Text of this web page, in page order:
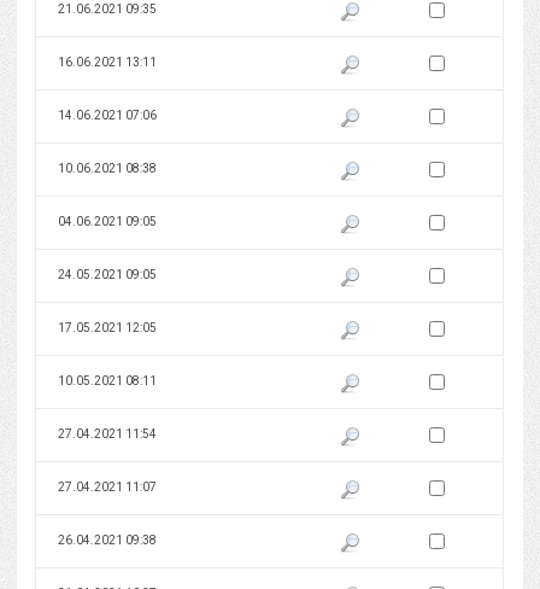
21.06.2021 09:35 Pokaż podgląd wersji z dnia
Zaznacz wersję do
16.06.2021 13:11 Pokaż podgląd wersji z dnia
Zaznacz wersję do
14.06.2021 07:06 Pokaż podgląd wersji z dnia
Zaznacz wersję do
10.06.2021 08:38 Pokaż podgląd wersji z dnia
Zaznacz wersję do
04.06.2021 09:05 Pokaż podgląd wersji z dnia
Zaznacz wersję do
24.05.2021 09:05 Pokaż podgląd wersji z dnia
Zaznacz wersję do
17.05.2021 12:05 Pokaż podgląd wersji z dnia
Zaznacz wersję do
10.05.2021 08:11 Pokaż podgląd wersji z dnia
Zaznacz wersję do
27.04.2021 11:54 Pokaż podgląd wersji z dnia
Zaznacz wersję do
27.04.2021 11:07 Pokaż podgląd wersji z dnia
Zaznacz wersję do
26.04.2021 09:38 Pokaż podgląd wersji z dnia
Zaznacz wersję do